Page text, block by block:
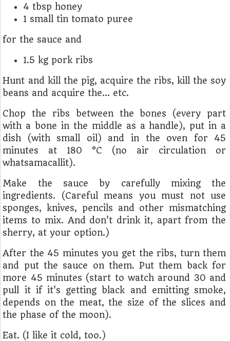
4 tbsp honey
1 small tin tomato puree
for the sauce and
1.5 kg pork ribs
Hunt and kill the pig, acquire the ribs, kill the soy
beans and acquire the... etc.
Chop the ribs between the bones (every part
with a bone in the middle as a handle), put in a
dish (with small oil) and in the oven for 45
minutes at 180 °C (no air circulation or
whatsamacallit).
Make the sauce by carefully mixing the
ingredients. (Careful means you must not use
sponges, knives, pencils and other mismatching
items to mix. And don't drink it, apart from the
sherry, at your option.)
After the 45 minutes you get the ribs, turn them
and put the sauce on them. Put them back for
more 45 minutes (start to watch around 30 and
pull it if it's getting black and emitting smoke,
depends on the meat, the size of the slices and
the phase of the moon).
Eat. (I like it cold, too.)